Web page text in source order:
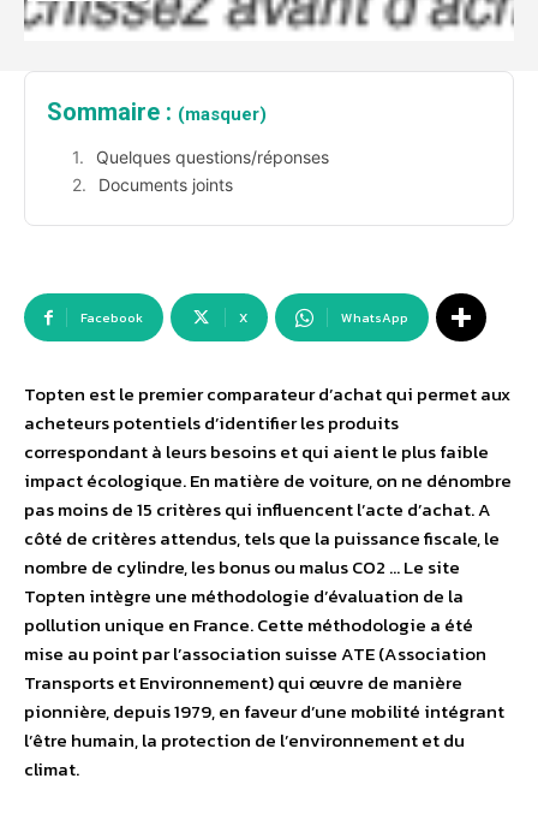
Sommaire : (masquer)
Quelques questions/réponses
Documents joints
Facebook X WhatsApp
Topten est le premier comparateur d’achat qui permet aux
acheteurs potentiels d’identifier les produits
correspondant à leurs besoins et qui aient le plus faible
impact écologique. En matière de voiture, on ne dénombre
pas moins de 15 critères qui influencent l’acte d’achat. A
côté de critères attendus, tels que la puissance fiscale, le
nombre de cylindre, les bonus ou malus CO2 … Le site
Topten intègre une méthodologie d’évaluation de la
pollution unique en France. Cette méthodologie a été
mise au point par l’association suisse ATE (Association
Transports et Environnement) qui œuvre de manière
pionnière, depuis 1979, en faveur d’une mobilité intégrant
l’être humain, la protection de l’environnement et du
climat.